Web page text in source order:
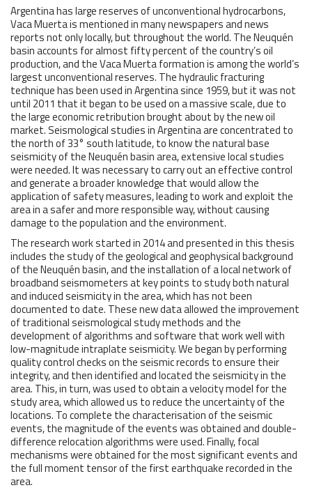
Argentina has large reserves of unconventional hydrocarbons,
Vaca Muerta is mentioned in many newspapers and news
reports not only locally, but throughout the world. The Neuquén
basin accounts for almost fifty percent of the country’s oil
production, and the Vaca Muerta formation is among the world’s
largest unconventional reserves. The hydraulic fracturing
technique has been used in Argentina since 1959, but it was not
until 2011 that it began to be used on a massive scale, due to
the large economic retribution brought about by the new oil
market. Seismological studies in Argentina are concentrated to
the north of 33° south latitude, to know the natural base
seismicity of the Neuquén basin area, extensive local studies
were needed. It was necessary to carry out an effective control
and generate a broader knowledge that would allow the
application of safety measures, leading to work and exploit the
area in a safer and more responsible way, without causing
damage to the population and the environment.
The research work started in 2014 and presented in this thesis
includes the study of the geological and geophysical background
of the Neuquén basin, and the installation of a local network of
broadband seismometers at key points to study both natural
and induced seismicity in the area, which has not been
documented to date. These new data allowed the improvement
of traditional seismological study methods and the
development of algorithms and software that work well with
low-magnitude intraplate seismicity. We began by performing
quality control checks on the seismic records to ensure their
integrity, and then identified and located the seismicity in the
area. This, in turn, was used to obtain a velocity model for the
study area, which allowed us to reduce the uncertainty of the
locations. To complete the characterisation of the seismic
events, the magnitude of the events was obtained and double-
difference relocation algorithms were used. Finally, focal
mechanisms were obtained for the most significant events and
the full moment tensor of the first earthquake recorded in the
area.